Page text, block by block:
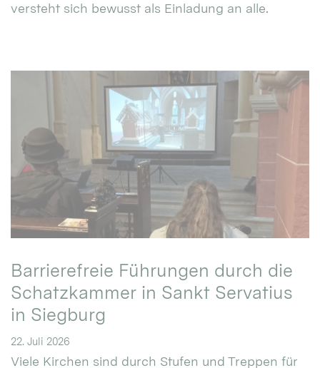
versteht sich bewusst als Einladung an alle.
Barrierefreie Führungen durch die
Schatzkammer in Sankt Servatius
in Siegburg
22. Juli 2026
Viele Kirchen sind durch Stufen und Treppen für